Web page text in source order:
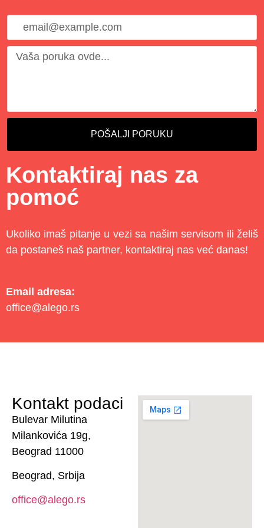
POŠALJI PORUKU
Kontaktiraj nas za
pomoć
Ukoliko imaš pitanje u vezi sa našim servisom ili želiš
da postaneš naš partner, kontaktiraj nas već danas!
Email adresa:
office@alego.rs
Kontakt podaci
Bulevar Milutina
Milankovića 19g,
Beograd 11000
Beograd, Srbija
office@alego.rs